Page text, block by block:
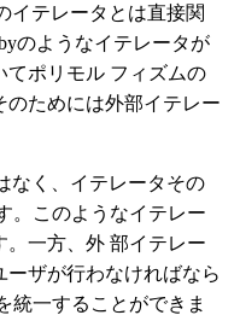
イテレータとは直接関
のようなイテレータが
てポリモル フィズムの
のためには外部イテレー
なく、イテレータその
。このようなイテレー
。一方、外 部イテレー
ザが行わなければなら
統一することができま